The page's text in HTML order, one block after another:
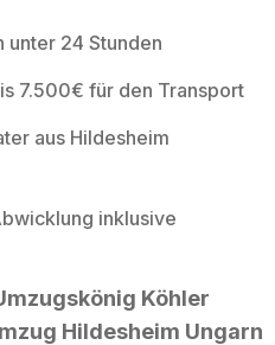
unter 24 Stunden
7.500€ für den Transport
aus Hildesheim
inklusive
Köhler
Hildesheim Ungarn